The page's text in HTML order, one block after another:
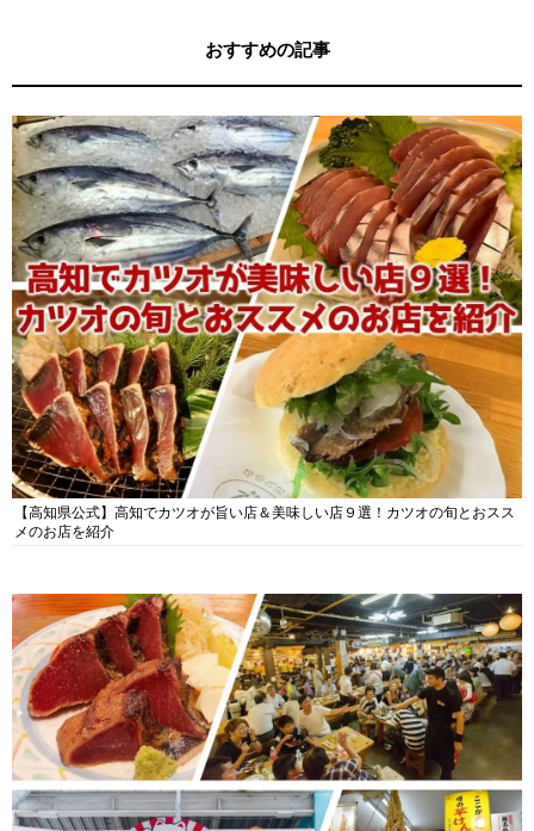
おすすめの記事
【高知県公式】高知でカツオが旨い店＆美味しい店９選！カツオの旬とおスス
メのお店を紹介